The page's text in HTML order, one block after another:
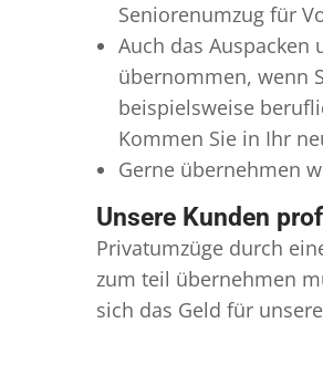
Seniorenumzug für
Auch das
übernommen, wenn
beispielsweise
Kommen Sie in Ihr
Gerne übernehmen
Unsere Kunden
Privatumzüge durch
zum teil übernehmen
sich das Geld für